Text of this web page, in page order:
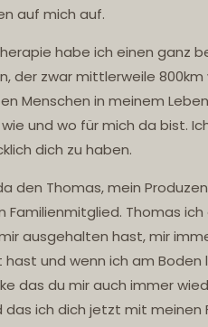
auf mich auf.
habe ich einen ganz
der zwar mittlerweile
Menschen in meinem
und wo für mich da bist.
dich zu haben.
den Thomas, mein
Familienmitglied. Thomas
ausgehalten hast, mir
und wenn ich am Boden
das du mir auch immer
ich dich jetzt mit meinen